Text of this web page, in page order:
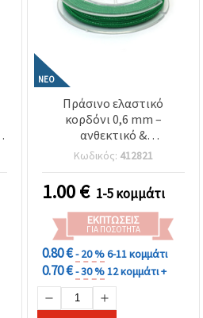
ΝΈΟ
Πράσινο ελαστικό
κορδόνι 0,6 mm –
ανθεκτικό &
διακοσμητικό για
χειροτεχνίες και DIY,
ρολό ~10 m
Κωδικός: 412821
1.00€ 1-5 κομμάτι
ΕΚΠΤΏΣΕΙΣ
ΓΙΑ ΠΟΣΌΤΗΤΑ
0.80 €- 20 %6-11 κομμάτι
0.70 €- 30 %12 κομμάτι +